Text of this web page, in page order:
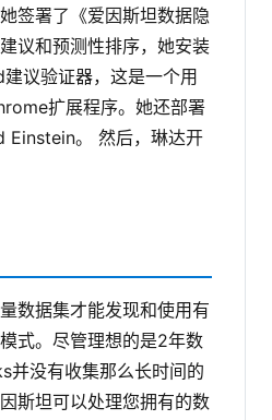
签署了《爱因斯坦数据隐
议和预测性排序，她安装
议验证器，这是一个用
扩展程序。她还部署
。
然后，琳达开
数据集才能发现和使用有
式。尽管理想的是2年数
并没有收集那么长时间的
斯坦可以处理您拥有的数